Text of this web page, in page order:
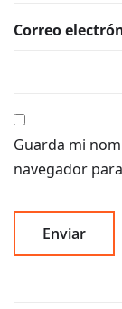
Correo
Guarda mi
navegador